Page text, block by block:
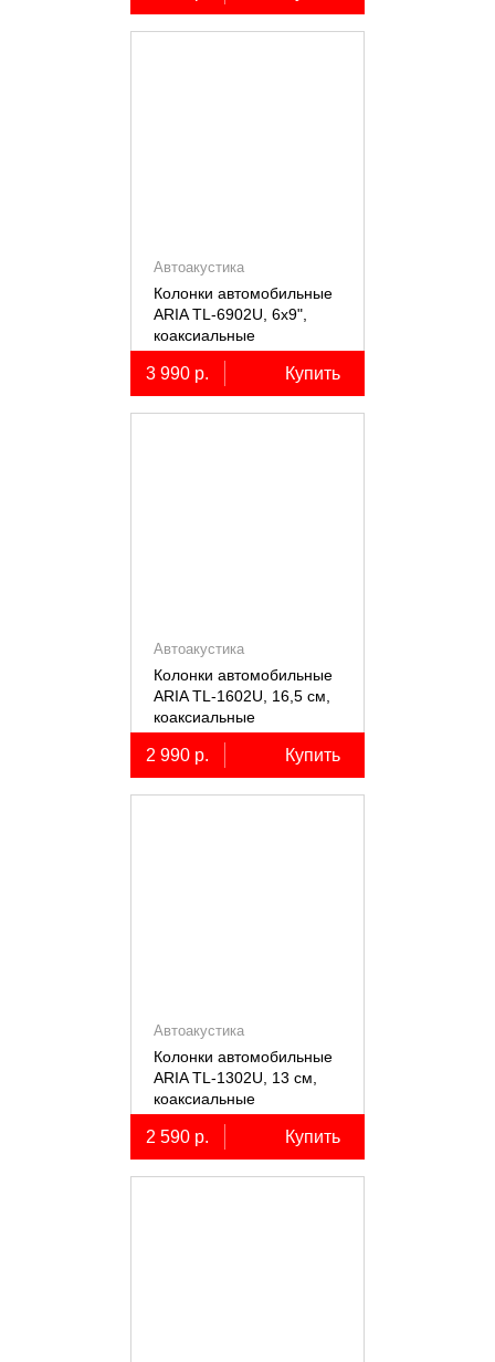
Автоакустика
Колонки автомобильные
ARIA TL-6902U, 6х9",
коаксиальные
трёхполосные, 2 шт.
3 990 р. Купить
Автоакустика
Колонки автомобильные
ARIA TL-1602U, 16,5 см,
коаксиальные
двухполосные, 2 шт.
2 990 р. Купить
Автоакустика
Колонки автомобильные
ARIA TL-1302U, 13 см,
коаксиальные
двухполосные, 2 шт.
2 590 р. Купить